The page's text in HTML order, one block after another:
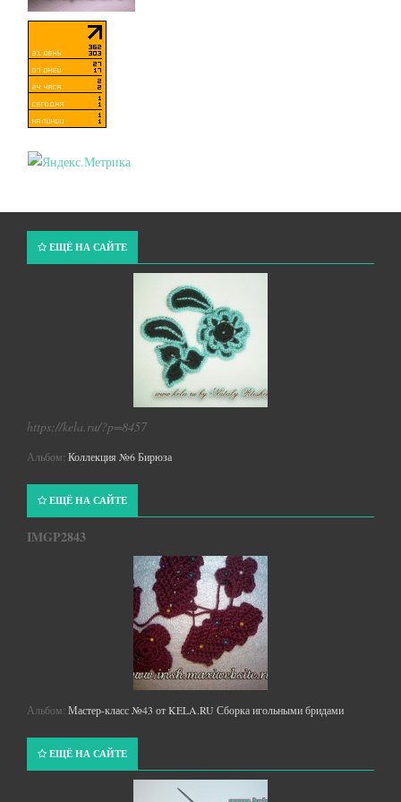
ЕЩЁ НА САЙТЕ
https://kela.ru/?p=8457
Альбом: Коллекция №6 Бирюза
ЕЩЁ НА САЙТЕ
IMGP2843
Альбом: Мастер-класс №43 от KELA.RU Сборка игольными бридами
ЕЩЁ НА САЙТЕ